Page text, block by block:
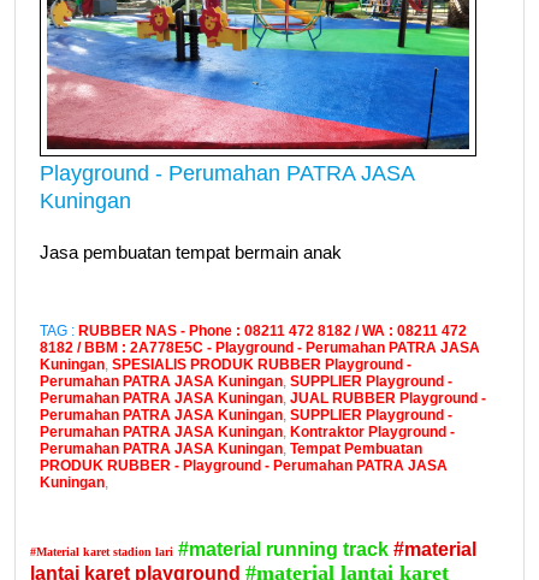
Playground - Perumahan PATRA JASA
Kuningan
Jasa pembuatan tempat bermain anak
TAG : RUBBER NAS - Phone : 08211 472 8182 / WA : 08211 472
8182 / BBM : 2A778E5C - Playground - Perumahan PATRA JASA
Kuningan, SPESIALIS PRODUK RUBBER Playground -
Perumahan PATRA JASA Kuningan, SUPPLIER Playground -
Perumahan PATRA JASA Kuningan, JUAL RUBBER Playground -
Perumahan PATRA JASA Kuningan, SUPPLIER Playground -
Perumahan PATRA JASA Kuningan, Kontraktor Playground -
Perumahan PATRA JASA Kuningan, Tempat Pembuatan
PRODUK RUBBER - Playground - Perumahan PATRA JASA
Kuningan,
#Material karet stadion lari #material running track #material
lantai karet playground #material lantai karet